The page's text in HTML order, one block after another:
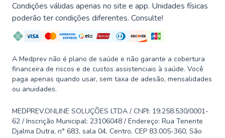
Condições válidas apenas no site e app. Unidades físicas
poderão ter condições diferentes. Consulte!
A Medprev não é plano de saúde e não garante a cobertura
financeira de riscos e de custos assistenciais à saúde. Você
paga apenas quando usar, sem taxa de adesão, mensalidades
ou anuidades.
MEDPREV.ONLINE SOLUÇÕES LTDA / CNPJ: 19.258.530/0001-
62 / Inscrição Municipal: 23106048 / Endereço: Rua Tenente
Djalma Dutra, n° 683, sala 04, Centro, CEP 83.005-360, São